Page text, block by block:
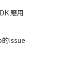
應用
issue